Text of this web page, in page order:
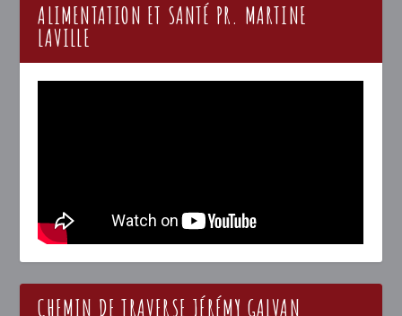
ALIMENTATION ET SANTÉ PR. MARTINE
LAVILLE
CHEMIN DE TRAVERSE JÉRÉMY GALVAN